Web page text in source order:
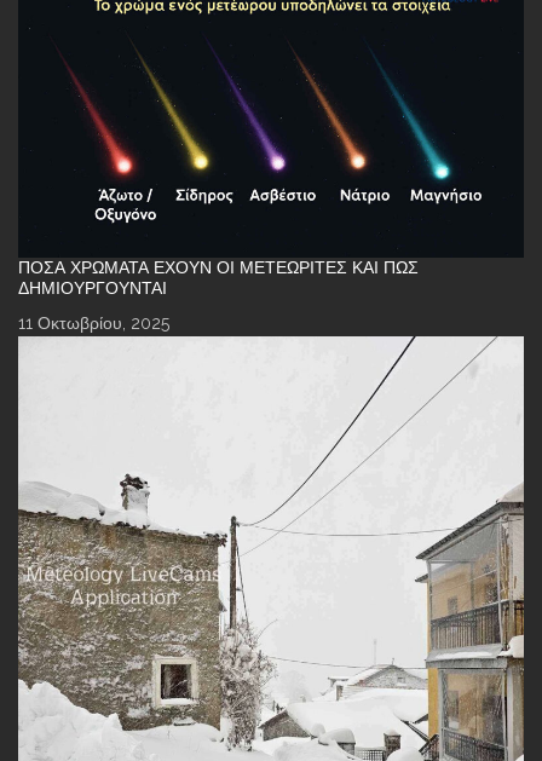
ΠΌΣΑ ΧΡΏΜΑΤΑ ΈΧΟΥΝ ΟΙ ΜΕΤΕΩΡΊΤΕΣ ΚΑΙ ΠΏΣ
ΔΗΜΙΟΥΡΓΟΎΝΤΑΙ
11 Οκτωβρίου, 2025